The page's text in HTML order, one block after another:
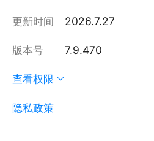
更新时间 2026.7.27
版本号 7.9.470
查看权限
隐私政策